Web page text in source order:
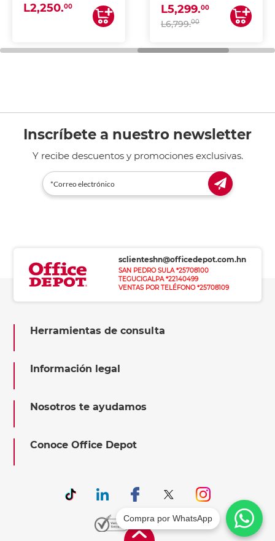
L2,250.00
ESCANEA)
L5,299.00
L6,799.00
Inscríbete a nuestro newsletter
Y recibe descuentos y promociones exclusivas.
sclienteshn@officedepot.com.hn
SAN PEDRO SULA *25708100
TEGUCIGALPA *22140499
VENTAS POR TELÉFONO *25708109
Herramientas de consulta
Información legal
Nosotros te ayudamos
Conoce Office Depot
Compra por WhatsApp